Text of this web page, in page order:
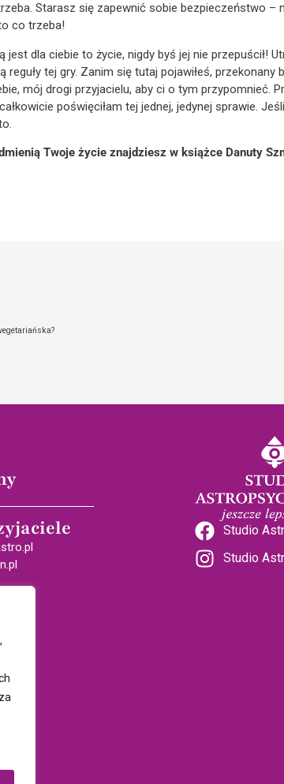
Starasz się zapewnić sobie bezpieczeństwo –
co trzeba!
jest dla ciebie to życie, nigdy byś jej nie przepuścił!
tej gry. Zanim się tutaj pojawiłeś, przekonany
mój drogi przyjacielu, aby ci o tym przypomnieć.
poświęciłam tej jednej, jedynej sprawie.
Twoje życie znajdziesz w książce Danuty
Studio
Studio